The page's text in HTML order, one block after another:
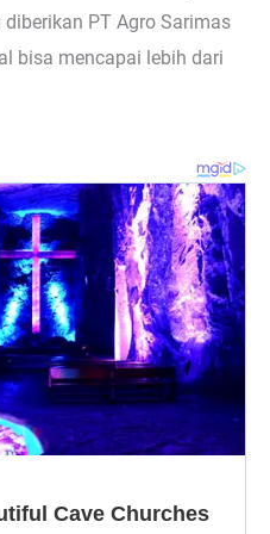
PT Agro Sarimas
bisa mencapai lebih dari